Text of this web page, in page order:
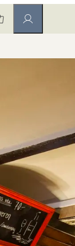
Medlemssidor